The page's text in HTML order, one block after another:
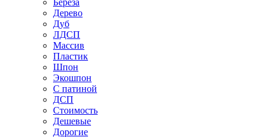
Береза
Дерево
Дуб
ЛДСП
Массив
Пластик
Шпон
Экошпон
С патиной
ДСП
Стоимость
Дешевые
Дорогие